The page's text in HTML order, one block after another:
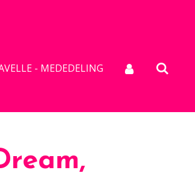
- MEDEDELING